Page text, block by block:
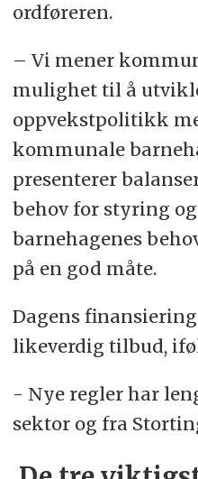
ordføreren.
– Vi mener
mulighet til å
oppvekstpolitikk
kommunale
presenterer
behov for styring
barnehagenes
på en god måte.
Dagens
likeverdig tilbud,
- Nye regler har
sektor og fra